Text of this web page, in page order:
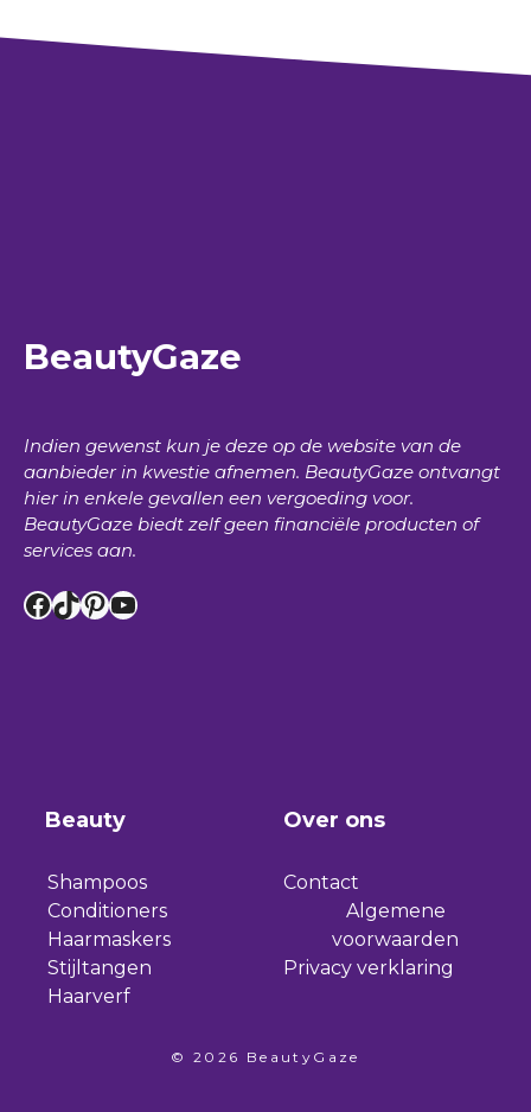
BeautyGaze
Indien gewenst kun je deze op de website van de
aanbieder in kwestie afnemen. BeautyGaze ontvangt
hier in enkele gevallen een vergoeding voor.
BeautyGaze biedt zelf geen financiële producten of
services aan.
Facebook
TikTok
Pinterest
YouTube
Beauty
Shampoos
Conditioners
Haarmaskers
Stijltangen
Haarverf
Over ons
Contact
Algemene
voorwaarden
Privacy verklaring
© 2026 BeautyGaze